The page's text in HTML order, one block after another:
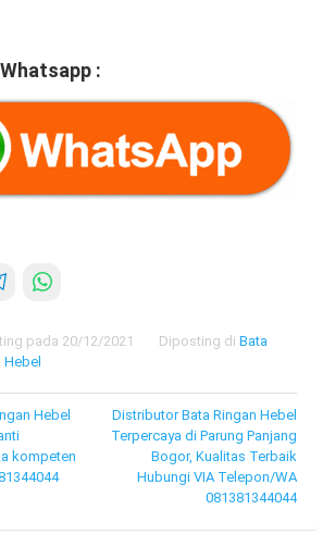
:
pada 20/12/2021 Diposting di Bata
Hebel
Hebel
kompeten
Distributor Bata Ringan Hebel
Terpercaya di Parung Panjang
Bogor, Kualitas Terbaik
Hubungi VIA Telepon/WA
081381344044